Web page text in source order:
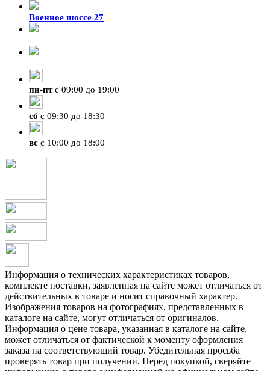
Военное шоссе 27
пн-птс 09:00 до 19:00
сб с 09:30 до 18:30
вс с 10:00 до 18:00
Информация о технических характеристиках товаров,
комплекте поставки, заявленная на сайте может отличаться от
действительных в товаре и носит справочный характер.
Изображения товаров на фотографиях, представленных в
каталоге на сайте, могут отличаться от оригиналов.
Информация о цене товара, указанная в каталоге на сайте,
может отличаться от фактической к моменту оформления
заказа на соответствующий товар. Убедительная просьба
проверять товар при получении. Перед покупкой, сверяйте